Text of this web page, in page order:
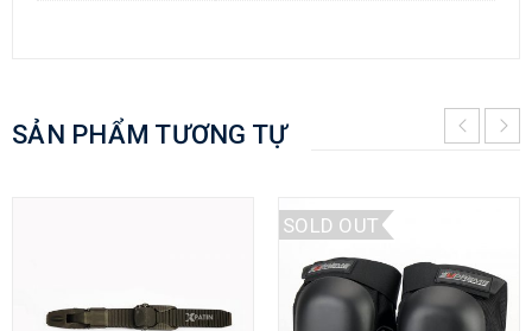
SẢN PHẨM TƯƠNG TỰ
SOLD OUT